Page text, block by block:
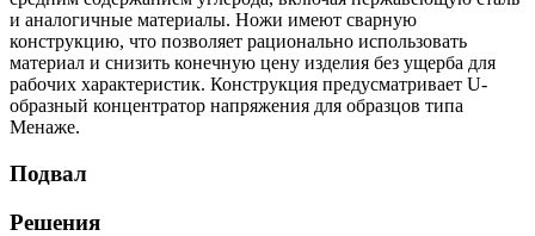
и аналогичные материалы. Ножи имеют сварную
конструкцию, что позволяет рационально использовать
материал и снизить конечную цену изделия без ущерба для
рабочих характеристик. Конструкция предусматривает U-
образный концентратор напряжения для образцов типа
Менаже.
Подвал
Решения